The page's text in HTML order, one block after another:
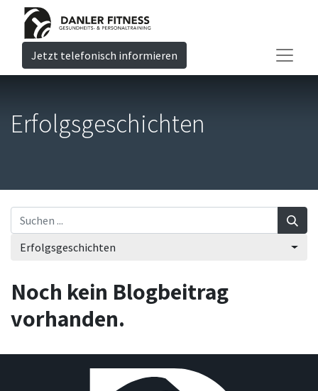
Jetzt telefonisch informieren
Erfolgsgeschichten
Erfolgsgeschichten
Noch kein Blogbeitrag
vorhanden.